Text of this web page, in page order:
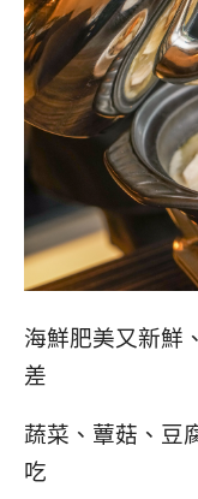
海鮮肥美又新鮮
差
蔬菜、蕈菇、豆
吃